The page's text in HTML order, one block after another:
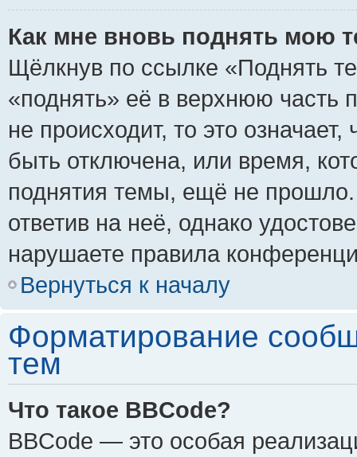
Как мне вновь поднять мою
Щёлкнув по ссылке «Поднять
«поднять» её в верхнюю часть
не происходит, то это
быть отключена, или время,
поднятия темы, ещё не
ответив на неё, однако
нарушаете правила
Вернуться к началу
Форматирование
тем
Что такое BBCode?
BBCode — это особая